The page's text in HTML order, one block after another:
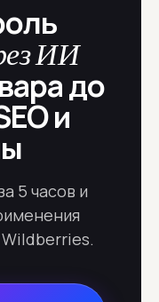
ИИ
до
и
5 часов и
Wildberries.